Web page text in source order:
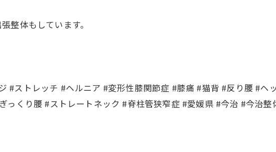
整体もしています。
#ストレッチ #ヘルニア #変形性膝関節症 #膝痛 #猫背 #反り腰 #ヘ
っくり腰 #ストレートネック #脊柱管狭窄症 #愛媛県 #今治 #今治